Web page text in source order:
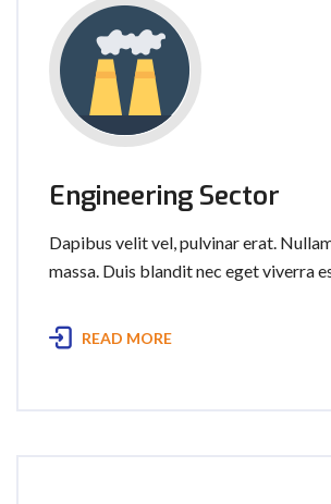
Engineering Sector
Dapibus velit vel, pulvinar erat.
massa. Duis blandit nec eget viverra
READ MORE